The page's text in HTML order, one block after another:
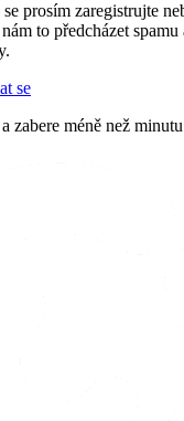
prosím zaregistrujte
to předcházet
se
zabere méně než